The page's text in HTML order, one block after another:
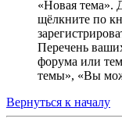
«Новая тема».
щёлкните по
Перечень
форума или
темы», «Вы
Вернуться к началу